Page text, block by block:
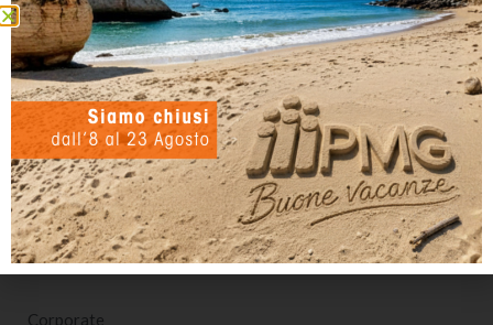
PMG Italia SPA
Società Benefit per l’Impatto Positivo
Nota sulla Certificazione
Corporate